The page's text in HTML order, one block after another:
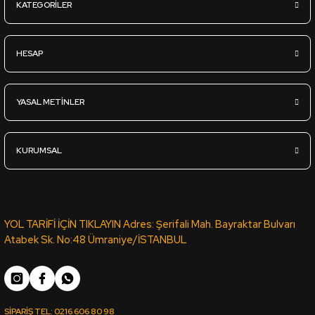
VT-188 VİKTORYA CEVİZ PVC KENAR BANDI PORTAKAL
1.043,27TL
KATEGORİLER
HESAP
YASAL METİNLER
KURUMSAL
YOL TARİFİ İÇİN TIKLAYIN Adres: Şerifali Mah. Bayraktar Bulvarı
Atabek Sk. No:48 Ümraniye/İSTANBUL
SİPARİŞ TEL:0216 606 80 98